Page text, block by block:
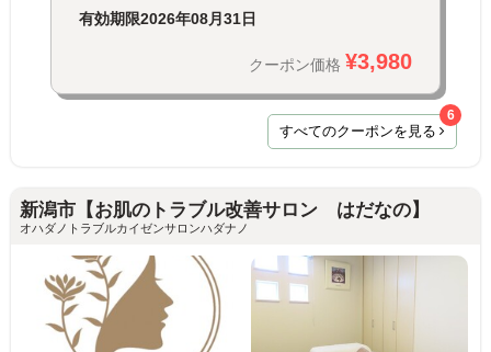
有効期限2026年08月31日
クーポン価格 ¥3,980
すべてのクーポンを見る
6
新潟市【お肌のトラブル改善サロン はだなの】
オハダノトラブルカイゼンサロンハダナノ